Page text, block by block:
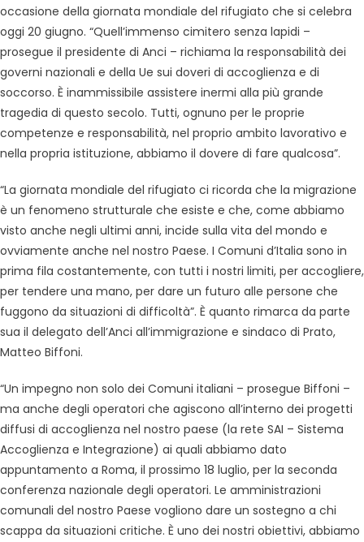
occasione della giornata mondiale del rifugiato che si celebra
oggi 20 giugno. “Quell’immenso cimitero senza lapidi –
prosegue il presidente di Anci – richiama la responsabilità dei
governi nazionali e della Ue sui doveri di accoglienza e di
soccorso. È inammissibile assistere inermi alla più grande
tragedia di questo secolo. Tutti, ognuno per le proprie
competenze e responsabilità, nel proprio ambito lavorativo e
nella propria istituzione, abbiamo il dovere di fare qualcosa”.
“La giornata mondiale del rifugiato ci ricorda che la migrazione
è un fenomeno strutturale che esiste e che, come abbiamo
visto anche negli ultimi anni, incide sulla vita del mondo e
ovviamente anche nel nostro Paese. I Comuni d’Italia sono in
prima fila costantemente, con tutti i nostri limiti, per accogliere,
per tendere una mano, per dare un futuro alle persone che
fuggono da situazioni di difficoltà”. È quanto rimarca da parte
sua il delegato dell’Anci all’immigrazione e sindaco di Prato,
Matteo Biffoni.
“Un impegno non solo dei Comuni italiani – prosegue Biffoni –
ma anche degli operatori che agiscono all’interno dei progetti
diffusi di accoglienza nel nostro paese (la rete SAI – Sistema
Accoglienza e Integrazione) ai quali abbiamo dato
appuntamento a Roma, il prossimo 18 luglio, per la seconda
conferenza nazionale degli operatori. Le amministrazioni
comunali del nostro Paese vogliono dare un sostegno a chi
scappa da situazioni critiche. È uno dei nostri obiettivi, abbiamo